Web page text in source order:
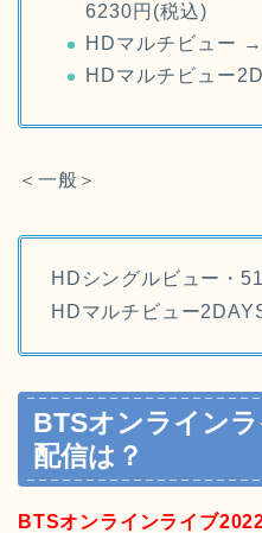
6230円(税込)
HDマルチビュー
HDマルチビュー
＜一般＞
HDシングルビュー・
HDマルチビュー
BTSオンライン
配信は？
BTSオンラインライブ